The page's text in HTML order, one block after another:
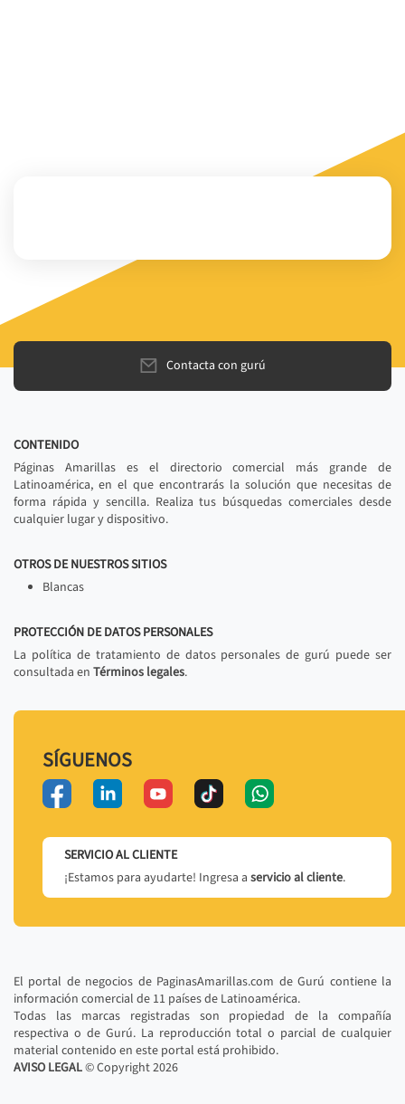
Contacta con gurú
CONTENIDO
Páginas Amarillas es el directorio comercial más grande de
Latinoamérica, en el que encontrarás la solución que necesitas de
forma rápida y sencilla. Realiza tus búsquedas comerciales desde
cualquier lugar y dispositivo.
OTROS DE NUESTROS SITIOS
Blancas
PROTECCIÓN DE DATOS PERSONALES
La política de tratamiento de datos personales de gurú puede ser
consultada en Términos legales.
SÍGUENOS
SERVICIO AL CLIENTE
¡Estamos para ayudarte! Ingresa a servicio al cliente.
El portal de negocios de PaginasAmarillas.com de Gurú contiene la
información comercial de 11 países de Latinoamérica.
Todas las marcas registradas son propiedad de la compañía
respectiva o de Gurú. La reproducción total o parcial de cualquier
material contenido en este portal está prohibido.
AVISO LEGAL© Copyright2026